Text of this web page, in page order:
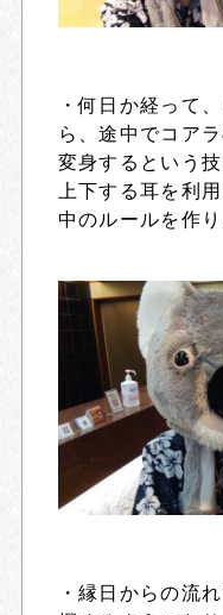
・何日か経って
ら、途中でコア
変身するという
上下する耳を利
中のルールを作
・縁日からの流